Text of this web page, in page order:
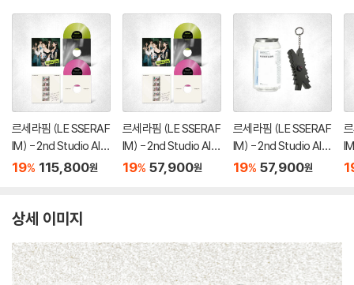
르세라핌 (LE SSERAF
IM) - 2nd Studio Alb
um ‘PUREFLOW’ pt.1
19% 115,800원
르세라핌 (LE SSERAF
IM) - 2nd Studio Alb
um ‘PUREFLOW’ pt.1
19% 57,900원
르세라핌 (LE SSERAF
IM) - 2nd Studio Alb
um ‘PUREFLOW’ pt.1
19% 57,900원
상세 이미지